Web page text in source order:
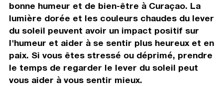
bonne humeur et de bien-être à Curaçao. La
lumière dorée et les couleurs chaudes du lever
du soleil peuvent avoir un impact positif sur
l'humeur et aider à se sentir plus heureux et en
paix. Si vous êtes stressé ou déprimé, prendre
le temps de regarder le lever du soleil peut
vous aider à vous sentir mieux.